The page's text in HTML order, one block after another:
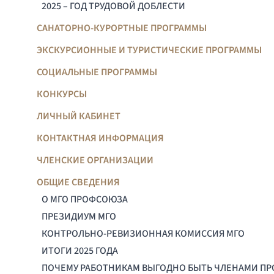
2025 – ГОД ТРУДОВОЙ ДОБЛЕСТИ
САНАТОРНО-КУРОРТНЫЕ ПРОГРАММЫ
ЭКСКУРСИОННЫЕ И ТУРИСТИЧЕСКИЕ ПРОГРАММЫ
СОЦИАЛЬНЫЕ ПРОГРАММЫ
КОНКУРСЫ
ЛИЧНЫЙ КАБИНЕТ
КОНТАКТНАЯ ИНФОРМАЦИЯ
ЧЛЕНСКИЕ ОРГАНИЗАЦИИ
ОБЩИЕ СВЕДЕНИЯ
О МГО ПРОФСОЮЗА
ПРЕЗИДИУМ МГО
КОНТРОЛЬНО-РЕВИЗИОННАЯ КОМИССИЯ МГО
ИТОГИ 2025 ГОДА
ПОЧЕМУ РАБОТНИКАМ ВЫГОДНО БЫТЬ ЧЛЕНАМИ